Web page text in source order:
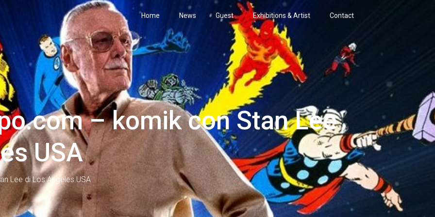
Home News Guest Exhibitions & Artist Contact
– komik con Stan Lee
USA
Lee di Los Angeles USA